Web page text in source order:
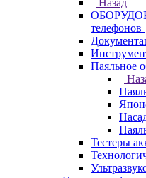
Назад
телефонов
Паяльное
Тестеры